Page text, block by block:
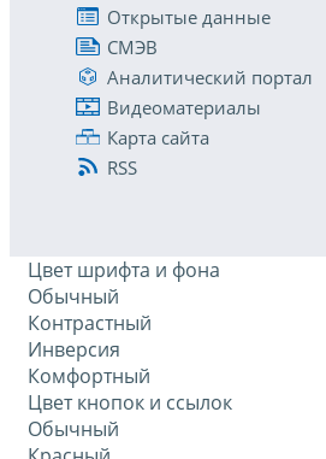
Открытые данные
СМЭВ
Аналитический портал
Видеоматериалы
Карта сайта
RSS
Цвет шрифта и фона
Обычный
Контрастный
Инверсия
Комфортный
Цвет кнопок и ссылок
Обычный